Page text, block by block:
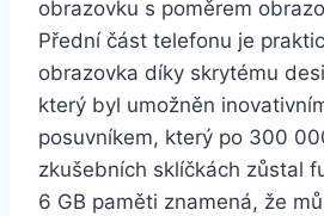
obrazovku s poměrem
Přední část telefonu je
obrazovka díky skrytému
který byl umožněn
posuvníkem, který po 300
zkušebních sklíčkách zůstal
6 GB paměti znamená, že